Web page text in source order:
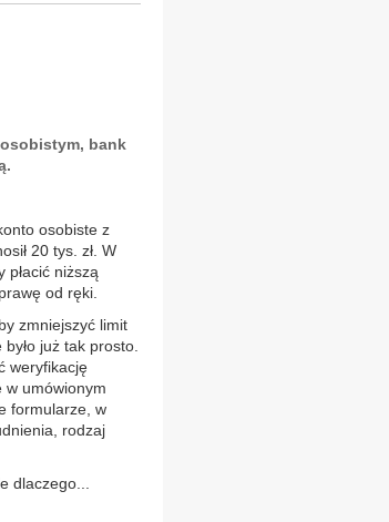
bank
osobiste z
20 tys. zł. W
płacić niższą
od ręki.
zmniejszyć limit
już tak prosto.
weryfikację
w umówionym
formularze, w
rodzaj
dlaczego...